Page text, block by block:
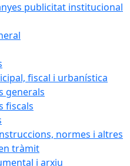
publicitat institucional
fiscal i urbanística
generals
fiscals
normes i altres
tràmit
i arxiu